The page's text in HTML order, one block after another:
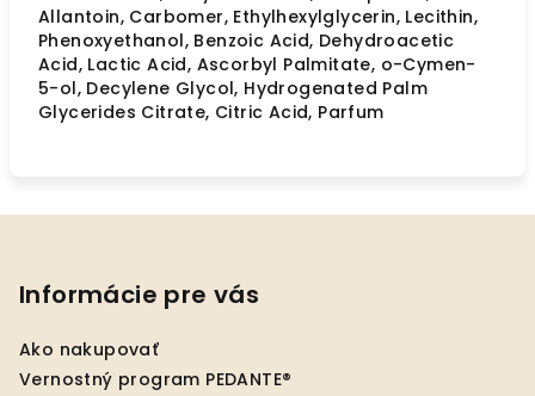
Allantoin, Carbomer, Ethylhexylglycerin, Lecithin,
Phenoxyethanol, Benzoic Acid, Dehydroacetic
Acid, Lactic Acid, Ascorbyl Palmitate, o-Cymen-
5-ol, Decylene Glycol, Hydrogenated Palm
Glycerides Citrate, Citric Acid, Parfum
Informácie pre vás
Ako nakupovať
Vernostný program PEDANTE®